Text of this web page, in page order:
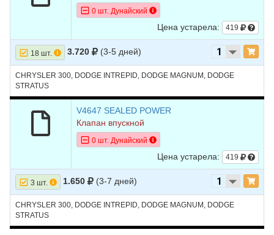
MAGNUM 2005
0 шт. Дунайский
Цена устарела: 419
18 шт. 3.720 (3-5 дней)
CHRYSLER 300, DODGE INTREPID, DODGE MAGNUM, DODGE
STRATUS
V4647 SEALED POWER
Клапан впускной
0 шт. Дунайский
Цена устарела: 419
3 шт. 1.650 (3-7 дней)
CHRYSLER 300, DODGE INTREPID, DODGE MAGNUM, DODGE
STRATUS